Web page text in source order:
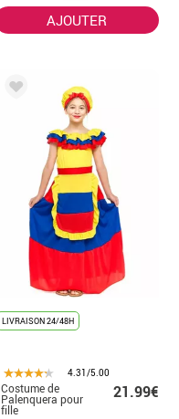
AJOUTER
LIVRAISON 24/48H
4.31/5.00
Costume de
Palenquera pour
fille
21.99€